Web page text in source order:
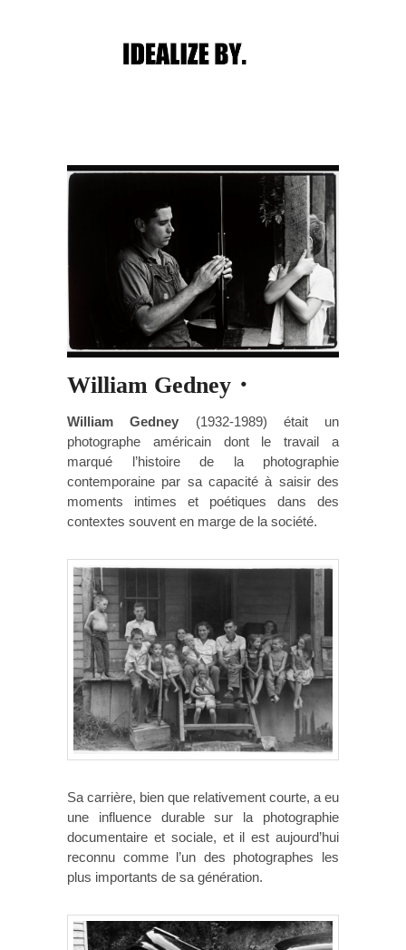
Post navigation
William Gedney・
William Gedney (1932-1989) était un
photographe américain dont le travail a
marqué l’histoire de la photographie
contemporaine par sa capacité à saisir des
moments intimes et poétiques dans des
contextes souvent en marge de la société.
Sa carrière, bien que relativement courte, a eu
une influence durable sur la photographie
documentaire et sociale, et il est aujourd’hui
reconnu comme l’un des photographes les
plus importants de sa génération.